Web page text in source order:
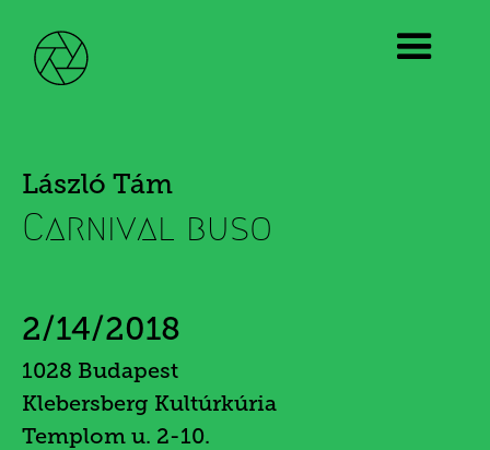
László Tám
Carnival buso
2/14/2018
1028 Budapest
Klebersberg Kultúrkúria
Templom u. 2-10.